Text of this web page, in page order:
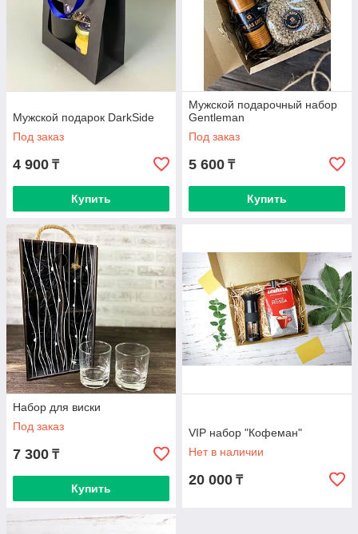
Мужской подарок DarkSide
Под заказ
4 900 ₸
Купить
Мужской подарочный набор
Gentleman
Под заказ
5 600 ₸
Купить
Набор для виски
Под заказ
7 300 ₸
Купить
VIP набор "Кофеман"
Нет в наличии
20 000 ₸